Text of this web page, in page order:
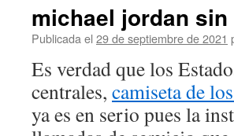
michael jordan
Publicada el 29 de septiembre de 2021
Es verdad que los
centrales, camiseta de
ya es en serio pues la